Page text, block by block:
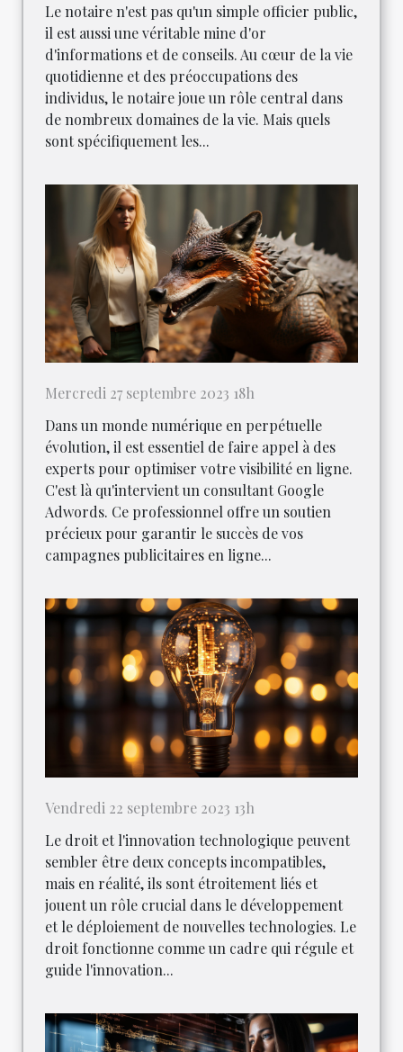
Le notaire n'est pas qu'un simple officier public,
il est aussi une véritable mine d'or
d'informations et de conseils. Au cœur de la vie
quotidienne et des préoccupations des
individus, le notaire joue un rôle central dans
de nombreux domaines de la vie. Mais quels
sont spécifiquement les...
Mercredi 27 septembre 2023 18h
Dans un monde numérique en perpétuelle
évolution, il est essentiel de faire appel à des
experts pour optimiser votre visibilité en ligne.
C'est là qu'intervient un consultant Google
Adwords. Ce professionnel offre un soutien
précieux pour garantir le succès de vos
campagnes publicitaires en ligne...
Vendredi 22 septembre 2023 13h
Le droit et l'innovation technologique peuvent
sembler être deux concepts incompatibles,
mais en réalité, ils sont étroitement liés et
jouent un rôle crucial dans le développement
et le déploiement de nouvelles technologies. Le
droit fonctionne comme un cadre qui régule et
guide l'innovation...